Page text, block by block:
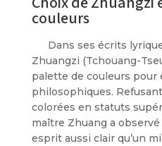
couleurs
Dans ses écrits
Zhuangzi (Tchouang-
palette de couleurs pour
philosophiques.
colorées en statuts
maître Zhuang a
esprit aussi clair qu’un